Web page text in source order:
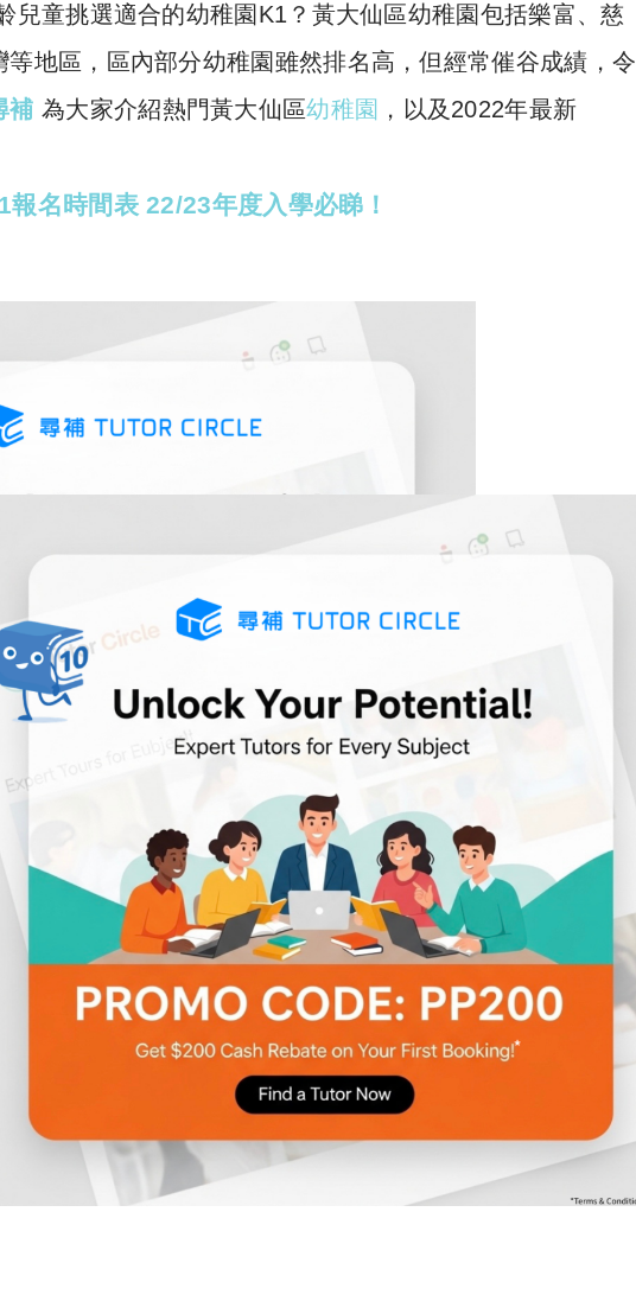
p
y
Li
at
s
兒童挑選適合的幼稚園K1？黃大仙區幼稚園包括樂富、慈
地區，區內部分幼稚園雖然排名高，但經常催谷成績，令
補 為大家介紹熱門黃大仙區幼稚園 ，以及2022年最新
名時間表 22/23年度入學必睇！